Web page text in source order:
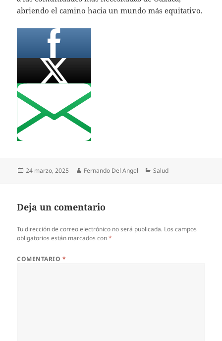
abriendo el camino hacia un mundo más equitativo.
Publicado
24 marzo, 2025 Autor
Fernando Del Angel Categorías
Salud
Deja un comentario
Tu dirección de correo electrónico no será publicada. Los campos
obligatorios están marcados con*
COMENTARIO *